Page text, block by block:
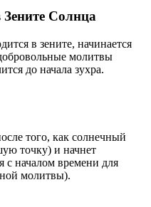
Солнца
в зените, начинается
молитвы
до начала зухра.
того, как солнечный
точку) и начнет
с началом времени для
молитвы).